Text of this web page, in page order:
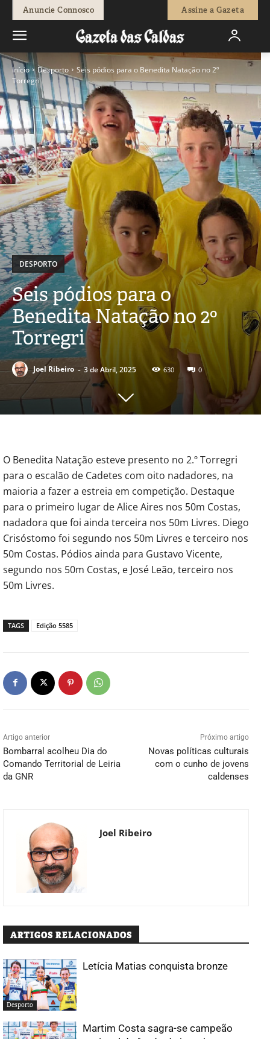
Anuncie Connosco Assine a Gazeta
Início Desporto
Seis pódios para o Benedita Natação no 2º
Torregri
DESPORTO
Seis pódios para o
Benedita Natação no 2º
Torregri
Joel Ribeiro - 3 de Abril, 2025 630 0
O Benedita Natação esteve presento no 2.º Torregri
para o escalão de Cadetes com oito nadadores, na
maioria a fazer a estreia em competição. Destaque
para o primeiro lugar de Alice Aires nos 50m Costas,
nadadora que foi ainda terceira nos 50m Livres. Diego
Crisóstomo foi segundo nos 50m Livres e terceiro nos
50m Costas. Pódios ainda para Gustavo Vicente,
segundo nos 50m Costas, e José Leão, terceiro nos
50m Livres.
TAGS Edição 5585
Artigo anterior
Bombarral acolheu Dia do
Comando Territorial de Leiria
da GNR
Próximo artigo
Novas políticas culturais
com o cunho de jovens
caldenses
Joel Ribeiro
ARTIGOS RELACIONADOS
Desporto
Letícia Matias conquista bronze
Martim Costa sagra-se campeão